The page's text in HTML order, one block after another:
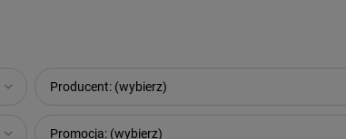
Producent: (wybierz)
Promocja: (wybierz)